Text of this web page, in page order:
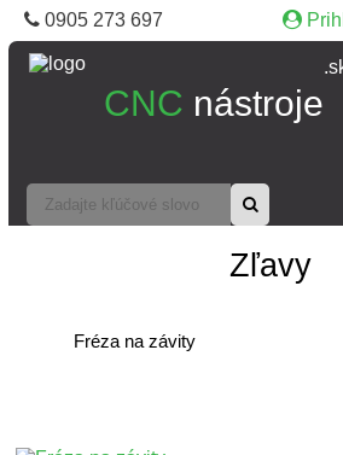
0905 273 697
CNC nástroje
Zľavy
Fréza na závity